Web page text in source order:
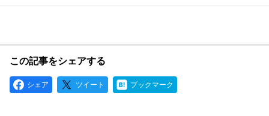
この記事をシェアする
シェア ツイート ブックマーク